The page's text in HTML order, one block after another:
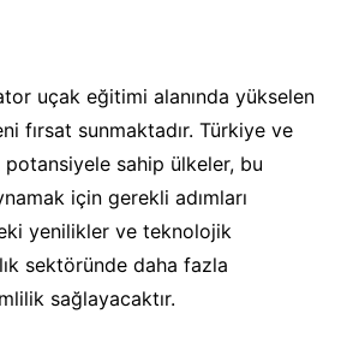
uçak eğitimi alanında yükselen
fırsat sunmaktadır. Türkiye ve
sahip ülkeler, bu
için gerekli adımları
yenilikler ve teknolojik
sektöründe daha fazla
sağlayacaktır.